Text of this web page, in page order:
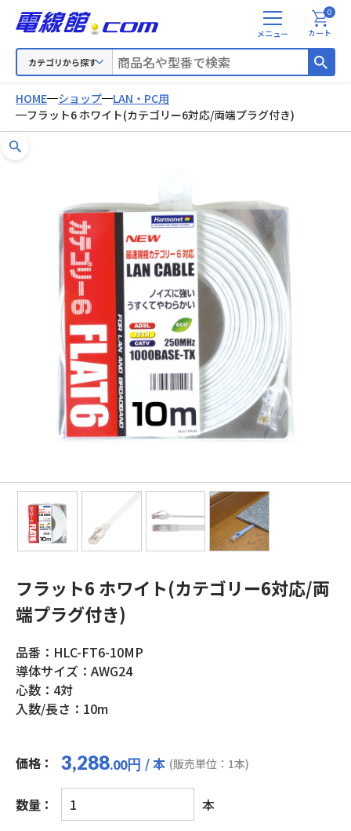
カテゴリから探す
メ
ニ
カート
0
HOME ショップ
LAN・PC用
フラット6 ホワイト(カテゴリー6対応/両端プラグ付き)
フラット6 ホワイト(カテゴリー6対応/両
端プラグ付き)
品番：HLC-FT6-10MP
導体サイズ：AWG24
心数：4対
入数/長さ：10m
価格： 3,288.00円 / 本 (販売単位：1本)
数量：
フ
ラ
本